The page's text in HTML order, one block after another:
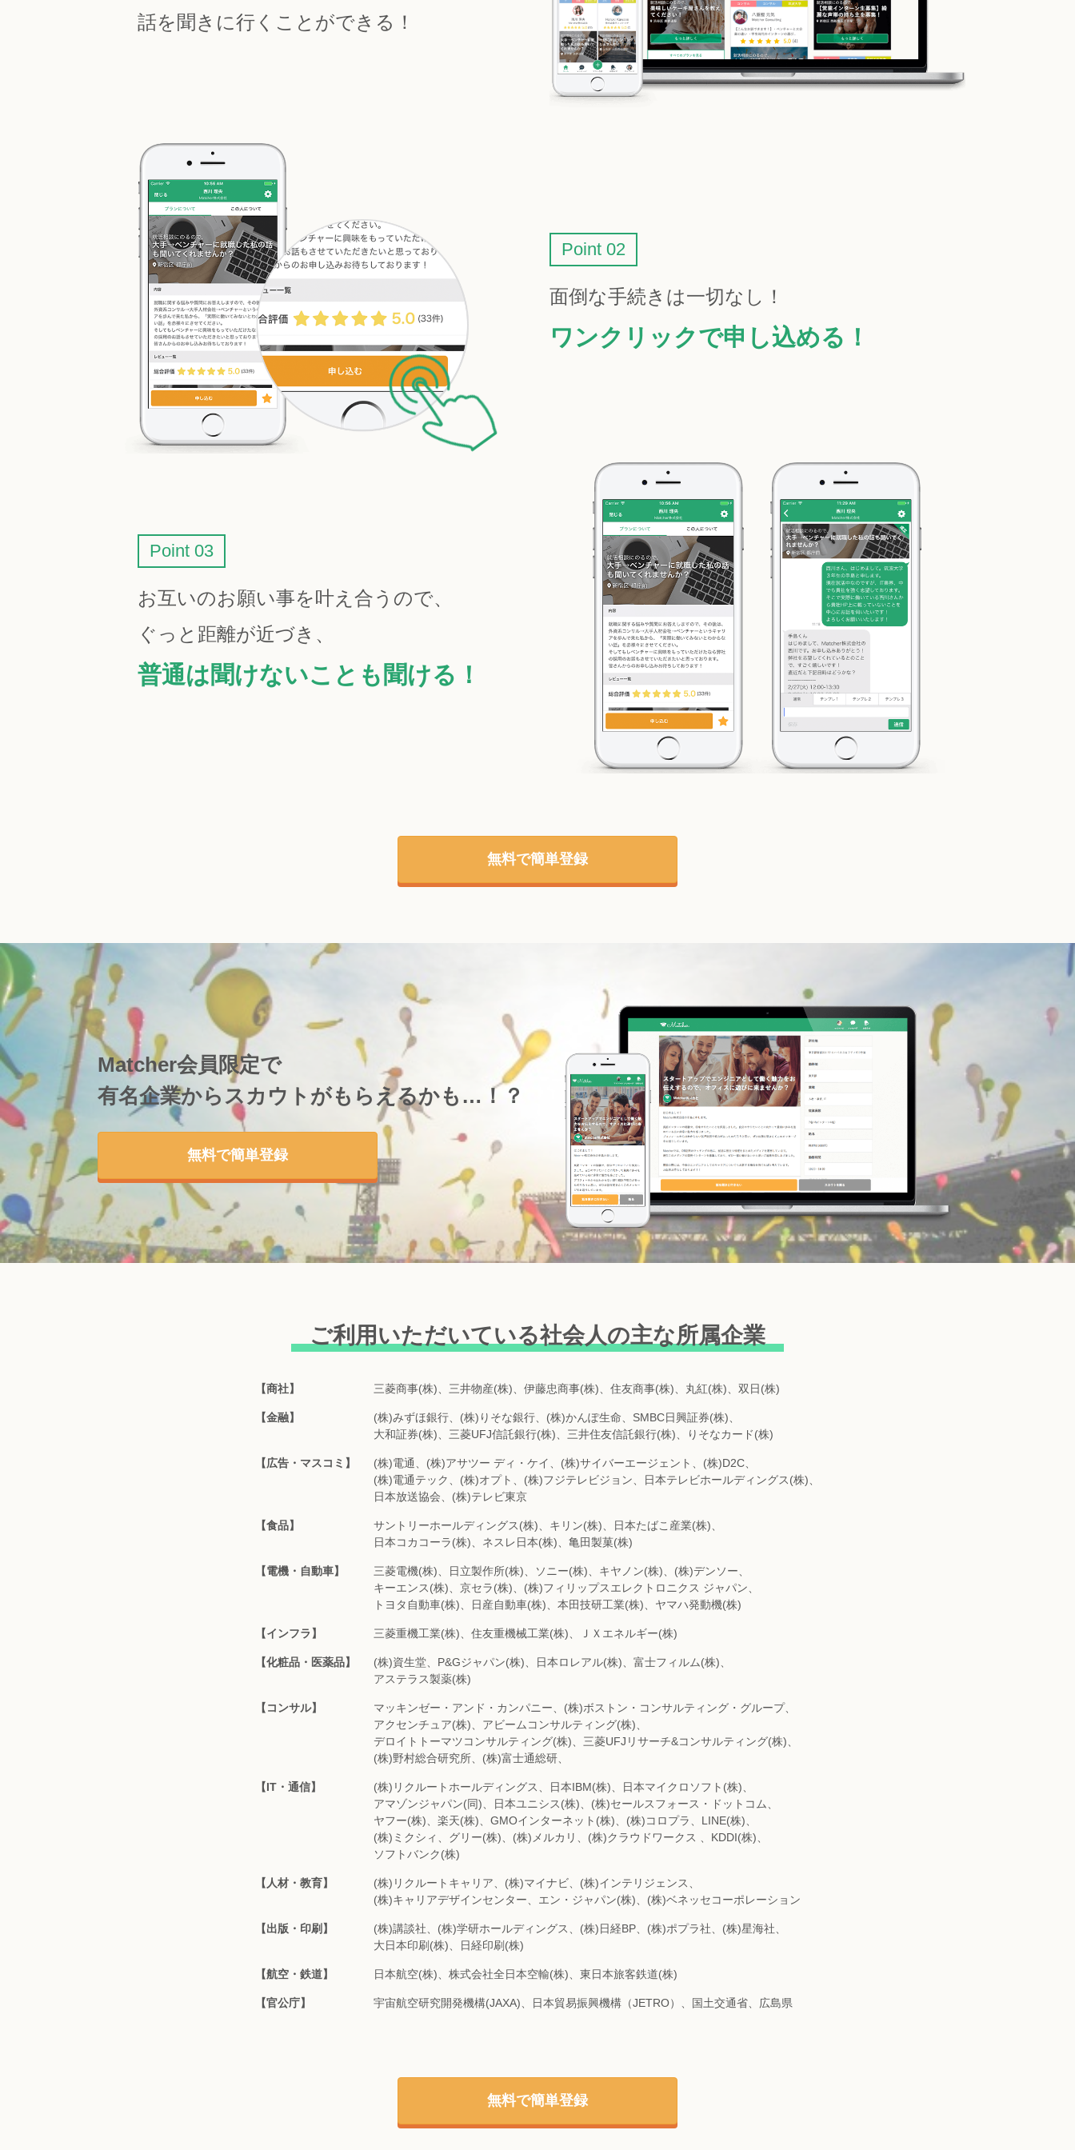
話を聞きに行くことができる！
Point 02
面倒な手続きは一切なし！
ワンクリックで申し込める！
Point 03
お互いのお願い事を叶え合うので、
ぐっと距離が近づき、
普通は聞けないことも聞ける！
無料で簡単登録
Matcher会員限定で
有名企業からスカウトがもらえるかも…！？
無料で簡単登録
ご利用いただいている社会人の主な所属企業
【商社】 三菱商事(株)、三井物産(株)、伊藤忠商事(株)、住友商事(株)、丸紅(株)、双日(株)
【金融】
(株)みずほ銀行、(株)りそな銀行、(株)かんぽ生命、SMBC日興証券(株)、
大和証券(株)、三菱UFJ信託銀行(株)、三井住友信託銀行(株)、りそなカード(株)
【広告・マスコミ】
(株)電通、(株)アサツー ディ・ケイ、(株)サイバーエージェント、(株)D2C、
(株)電通テック、(株)オプト、(株)フジテレビジョン、日本テレビホールディングス(株)、
日本放送協会、(株)テレビ東京
【食品】
サントリーホールディングス(株)、キリン(株)、日本たばこ産業(株)、
日本コカコーラ(株)、ネスレ日本(株)、亀田製菓(株)
【電機・自動車】
三菱電機(株)、日立製作所(株)、ソニー(株)、キヤノン(株)、(株)デンソー、
キーエンス(株)、京セラ(株)、(株)フィリップスエレクトロニクス ジャパン、
トヨタ自動車(株)、日産自動車(株)、本田技研工業(株)、ヤマハ発動機(株)
【インフラ】 三菱重機工業(株)、住友重機械工業(株)、ＪＸエネルギー(株)
【化粧品・医薬品】
(株)資生堂、P&Gジャパン(株)、日本ロレアル(株)、富士フィルム(株)、
アステラス製薬(株)
【コンサル】
マッキンゼー・アンド・カンパニー、(株)ボストン・コンサルティング・グループ、
アクセンチュア(株)、アビームコンサルティング(株)、
デロイトトーマツコンサルティング(株)、三菱UFJリサーチ&コンサルティング(株)、
(株)野村総合研究所、(株)富士通総研、
【IT・通信】
(株)リクルートホールディングス、日本IBM(株)、日本マイクロソフト(株)、
アマゾンジャパン(同)、日本ユニシス(株)、(株)セールスフォース・ドットコム、
ヤフー(株)、楽天(株)、GMOインターネット(株)、(株)コロプラ、LINE(株)、
(株)ミクシィ、グリー(株)、(株)メルカリ、(株)クラウドワークス 、KDDI(株)、
ソフトバンク(株)
【人材・教育】
(株)リクルートキャリア、(株)マイナビ、(株)インテリジェンス、
(株)キャリアデザインセンター、エン・ジャパン(株)、(株)ベネッセコーポレーション
【出版・印刷】
(株)講談社、(株)学研ホールディングス、(株)日経BP、(株)ポプラ社、(株)星海社、
大日本印刷(株)、日経印刷(株)
【航空・鉄道】 日本航空(株)、株式会社全日本空輸(株)、東日本旅客鉄道(株)
【官公庁】 宇宙航空研究開発機構(JAXA)、日本貿易振興機構（JETRO）、国土交通省、広島県
無料で簡単登録